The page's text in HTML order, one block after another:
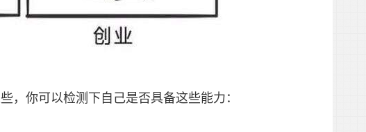
，你可以检测下自己是否具备这些能力：